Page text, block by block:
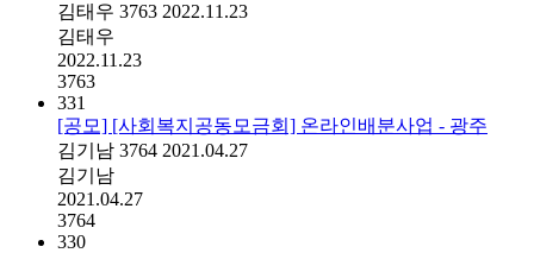
김태우 3763 2022.11.23
김태우
2022.11.23
3763
331
[공모] [사회복지공동모금회] 온라인배분사업 - 광주
김기남 3764 2021.04.27
김기남
2021.04.27
3764
330